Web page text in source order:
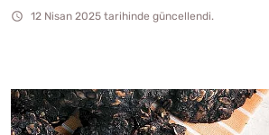
12 Nisan 2025 tarihinde güncellendi.